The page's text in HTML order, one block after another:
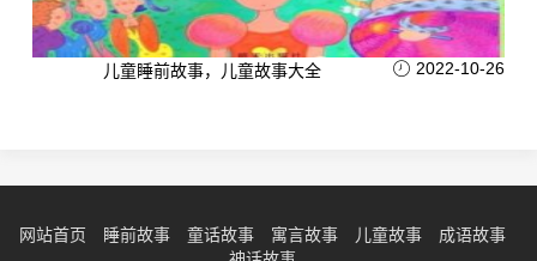
儿童睡前故事，儿童故事大全 2022-10-26
网站首页 睡前故事 童话故事 寓言故事 儿童故事
成语故事